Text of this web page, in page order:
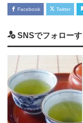
Facebook Twitter
SNSでフォローす